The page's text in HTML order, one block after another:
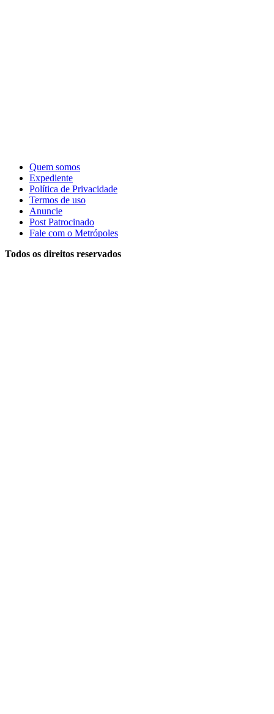
Quem somos
Expediente
Política de Privacidade
Termos de uso
Anuncie
Post Patrocinado
Fale com o Metrópoles
Todos os direitos reservados